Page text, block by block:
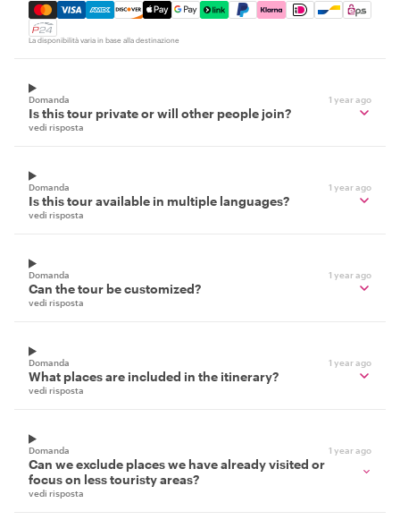
Mastercard, Visa, Amex, Discover, Apple Pay, Google
La disponibilità varia in base alla destinazione
Domanda 1 year ago
Is this tour private or will other people join?
vedi risposta
Domanda 1 year ago
Is this tour available in multiple languages?
vedi risposta
Domanda 1 year ago
Can the tour be customized?
vedi risposta
Domanda 1 year ago
What places are included in the itinerary?
vedi risposta
Domanda 1 year ago
Can we exclude places we have already visited or
focus on less touristy areas?
vedi risposta